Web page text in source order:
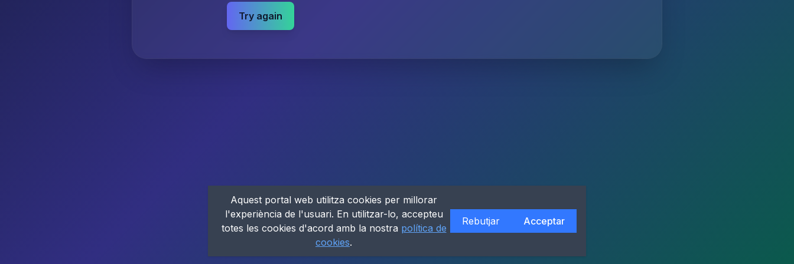
Try again
Aquest portal web utilitza cookies per millorar
l'experiència de l'usuari. En utilitzar-lo, accepteu
totes les cookies d'acord amb la nostra política de
cookies.
Rebutjar Acceptar